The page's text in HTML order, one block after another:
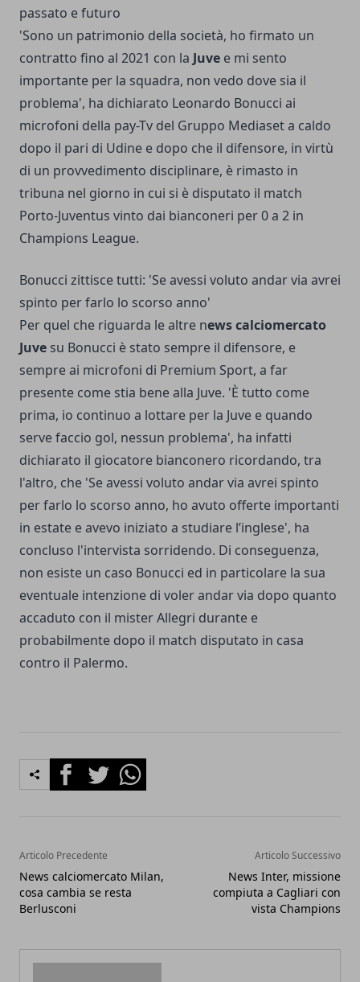
passato e futuro
'Sono un patrimonio della società, ho firmato un
contratto fino al 2021 con la Juve e mi sento
importante per la squadra, non vedo dove sia il
problema', ha dichiarato Leonardo Bonucci ai
microfoni della pay-Tv del Gruppo Mediaset a caldo
dopo il pari di Udine e dopo che il difensore, in virtù
di un provvedimento disciplinare, è rimasto in
tribuna nel giorno in cui si è disputato il match
Porto-Juventus vinto dai bianconeri per 0 a 2 in
Champions League.
Bonucci zittisce tutti: 'Se avessi voluto andar via avrei
spinto per farlo lo scorso anno'
Per quel che riguarda le altre news calciomercato
Juve su Bonucci è stato sempre il difensore, e
sempre ai microfoni di Premium Sport, a far
presente come stia bene alla Juve. 'È tutto come
prima, io continuo a lottare per la Juve e quando
serve faccio gol, nessun problema', ha infatti
dichiarato il giocatore bianconero ricordando, tra
l'altro, che 'Se avessi voluto andar via avrei spinto
per farlo lo scorso anno, ho avuto offerte importanti
in estate e avevo iniziato a studiare l’inglese', ha
concluso l'intervista sorridendo. Di conseguenza,
non esiste un caso Bonucci ed in particolare la sua
eventuale intenzione di voler andar via dopo quanto
accaduto con il mister Allegri durante e
probabilmente dopo il match disputato in casa
contro il Palermo.
FacebookTwitterWhatsapp
Articolo Precedente
News calciomercato Milan,
cosa cambia se resta
Berlusconi
Articolo Successivo
News Inter, missione
compiuta a Cagliari con
vista Champions